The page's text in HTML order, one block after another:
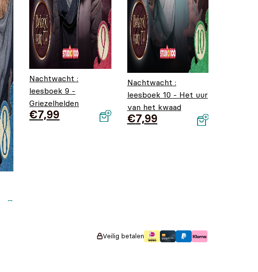
Nachtwacht :
leesboek 9 -
Griezelhelden
€7,99
Nachtwacht :
leesboek 10 - Het uur
van het kwaad
€7,99
Veilig betalen